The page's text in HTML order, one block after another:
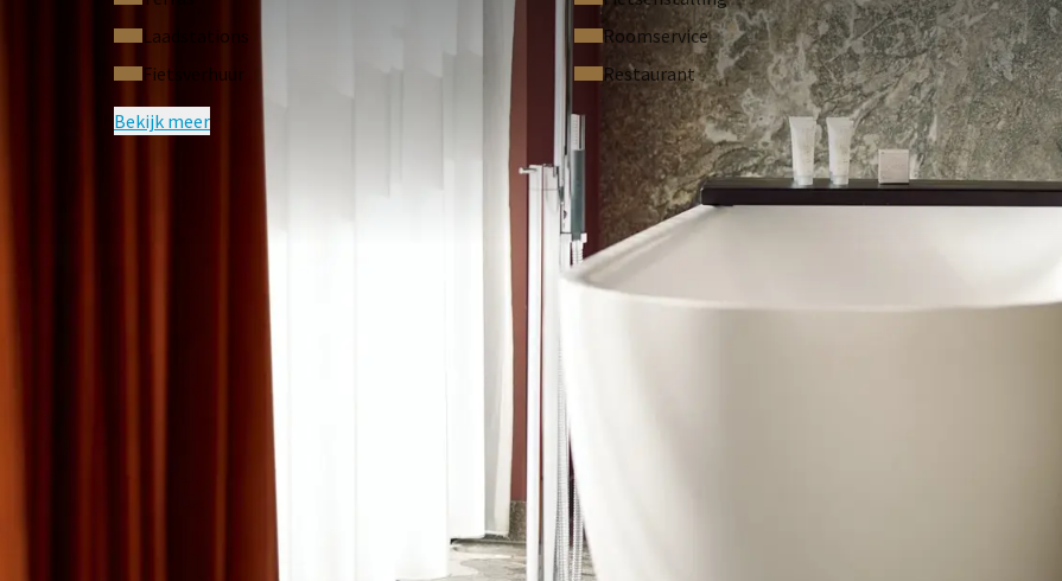
slaan, zullen wij in samenwerking met Go Forest een boom planten in Madagaskar. Als gast kan u het verschil
maken!
Lees meer over het Go Forest project
Het gehele hotel is rookvrij. Roken is niet toegestaan in het hotel. Mocht u in uw hotelkamer roken dan
zijn wij genoodzaakt onmiddellijk extra kosten (€ 250) in rekening te brengen.
Bekijk hier onze virtual hotel tour
Laadstations
Roomservice
Fietsverhuur
Restaurant
Bekijk meer